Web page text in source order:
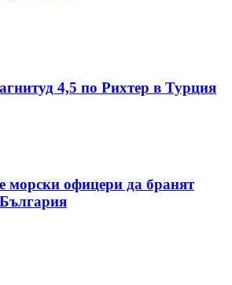
4,5 по Рихтер в Турция
морски офицери да бранят